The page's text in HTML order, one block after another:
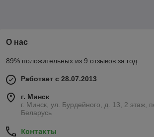
О нас
89% положительных из 9 отзывов за год
Работает с 28.07.2013
г. Минск
г. Минск, ул. Бурдейного, д. 13, 2 этаж,
Беларусь
Контакты